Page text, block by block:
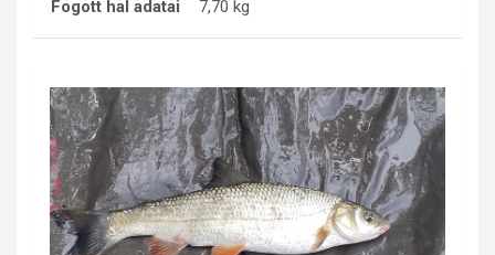
Fogott hal adatai
7,70 kg